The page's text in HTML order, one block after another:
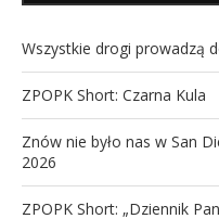
Wszystkie drogi prowadzą
ZPOPK Short: Czarna Kula
Znów nie było nas w San
2026
ZPOPK Short: „Dziennik